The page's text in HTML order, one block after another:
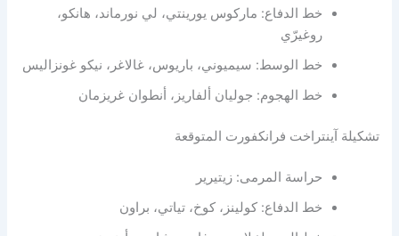
خط الدفاع: ماركوس يورينتي، لي نورماند، هانكو،
روغيرّي
خط الوسط: سيميوني، باريوس، غالاغر، نيكو غونزاليس
خط الهجوم: جوليان ألفاريز، أنطوان غريزمان
تشكيلة آينتراخت فرانكفورت المتوقعة
حراسة المرمى: زيتيرير
خط الدفاع: كولينز، كوخ، تياتي، براون